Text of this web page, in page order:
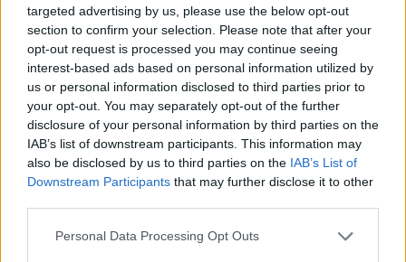
targeted advertising by us, please use the below opt-out
section to confirm your selection. Please note that after your
opt-out request is processed you may continue seeing
interest-based ads based on personal information utilized by
us or personal information disclosed to third parties prior to
your opt-out. You may separately opt-out of the further
disclosure of your personal information by third parties on the
IAB’s list of downstream participants. This information may
also be disclosed by us to third parties on the IAB’s List of
Downstream Participants that may further disclose it to other
Personal Data Processing Opt Outs